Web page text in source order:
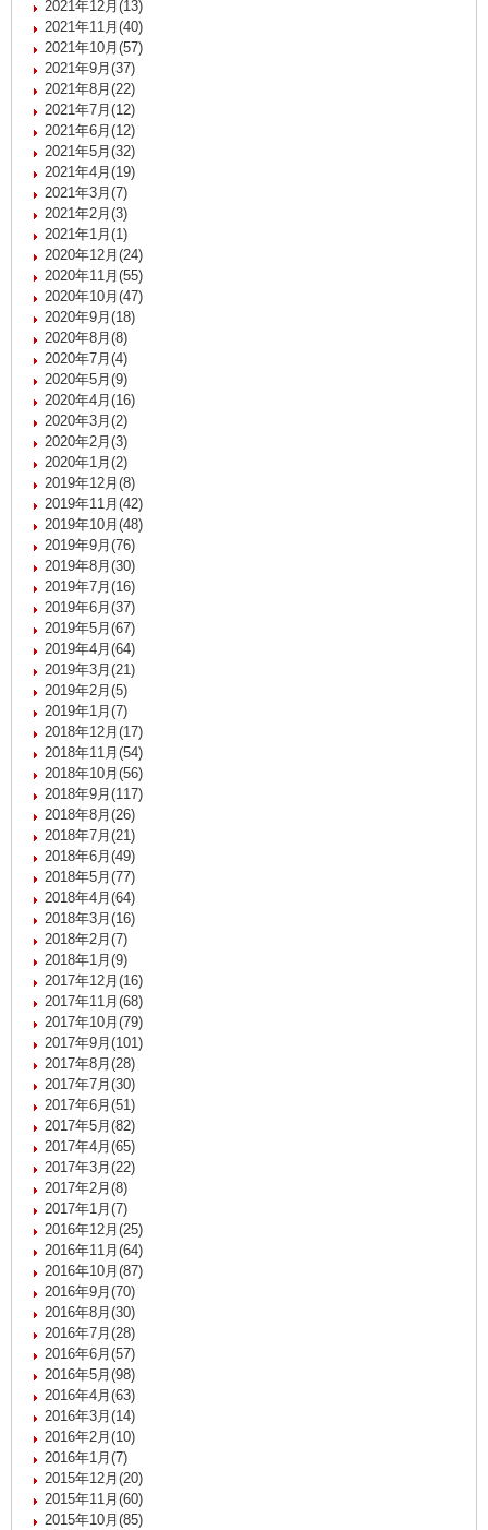
2021年12月(13)
2021年11月(40)
2021年10月(57)
2021年9月(37)
2021年8月(22)
2021年7月(12)
2021年6月(12)
2021年5月(32)
2021年4月(19)
2021年3月(7)
2021年2月(3)
2021年1月(1)
2020年12月(24)
2020年11月(55)
2020年10月(47)
2020年9月(18)
2020年8月(8)
2020年7月(4)
2020年5月(9)
2020年4月(16)
2020年3月(2)
2020年2月(3)
2020年1月(2)
2019年12月(8)
2019年11月(42)
2019年10月(48)
2019年9月(76)
2019年8月(30)
2019年7月(16)
2019年6月(37)
2019年5月(67)
2019年4月(64)
2019年3月(21)
2019年2月(5)
2019年1月(7)
2018年12月(17)
2018年11月(54)
2018年10月(56)
2018年9月(117)
2018年8月(26)
2018年7月(21)
2018年6月(49)
2018年5月(77)
2018年4月(64)
2018年3月(16)
2018年2月(7)
2018年1月(9)
2017年12月(16)
2017年11月(68)
2017年10月(79)
2017年9月(101)
2017年8月(28)
2017年7月(30)
2017年6月(51)
2017年5月(82)
2017年4月(65)
2017年3月(22)
2017年2月(8)
2017年1月(7)
2016年12月(25)
2016年11月(64)
2016年10月(87)
2016年9月(70)
2016年8月(30)
2016年7月(28)
2016年6月(57)
2016年5月(98)
2016年4月(63)
2016年3月(14)
2016年2月(10)
2016年1月(7)
2015年12月(20)
2015年11月(60)
2015年10月(85)